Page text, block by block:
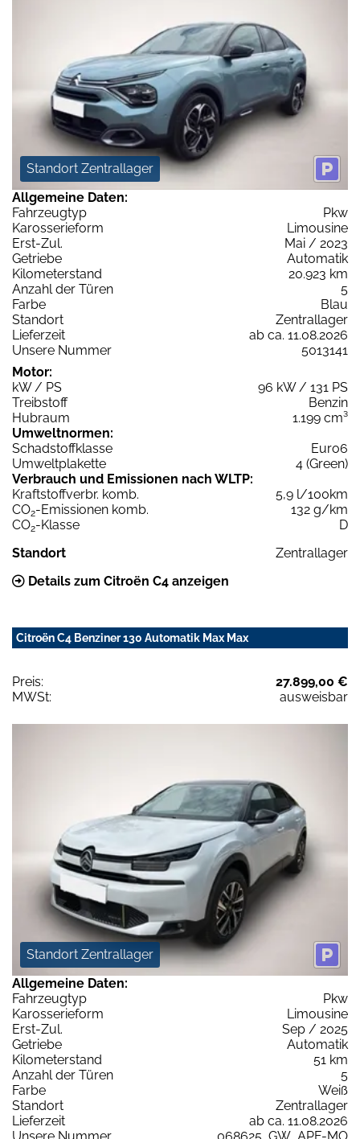
Standort Zentrallager
Allgemeine Daten:
Fahrzeugtyp
Pkw
Karosserieform
Limousine
Erst-Zul.
Mai / 2023
Getriebe
Automatik
Kilometerstand
20.923 km
Anzahl der Türen
5
Farbe
Blau
Standort
Zentrallager
Lieferzeit
ab ca. 11.08.2026
Unsere Nummer
5013141
Motor:
kW / PS
96 kW / 131 PS
Treibstoff
Benzin
Hubraum
1.199 cm³
Umweltnormen:
Schadstoffklasse
Euro6
Umweltplakette
4 (Green)
Verbrauch und Emissionen nach WLTP:
Kraftstoffverbr. komb.
5,9 l/100km
CO2-Emissionen komb.
132 g/km
CO2-Klasse
D
Standort
Zentrallager
Details zum Citroën C4 anzeigen
Citroën C4 Benziner 130 Automatik Max Max
Preis:
27.899,00 €
MWSt:
ausweisbar
Standort Zentrallager
Allgemeine Daten:
Fahrzeugtyp
Pkw
Karosserieform
Limousine
Erst-Zul.
Sep / 2025
Getriebe
Automatik
Kilometerstand
51 km
Anzahl der Türen
5
Farbe
Weiß
Standort
Zentrallager
Lieferzeit
ab ca. 11.08.2026